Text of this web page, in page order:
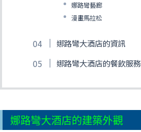
娜路彎藝廊
漫畫馬拉松
娜路彎大酒店的資訊
娜路彎大酒店的餐飲服務
娜路彎大酒店的建築外觀